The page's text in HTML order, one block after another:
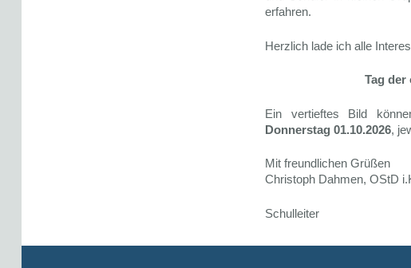
erfahren.
Herzlich lade ich alle
Tag der
Ein vertieftes Bild
Donnerstag 01.10.2026,
Mit freundlichen Grüßen
Christoph Dahmen, OStD
Schulleiter